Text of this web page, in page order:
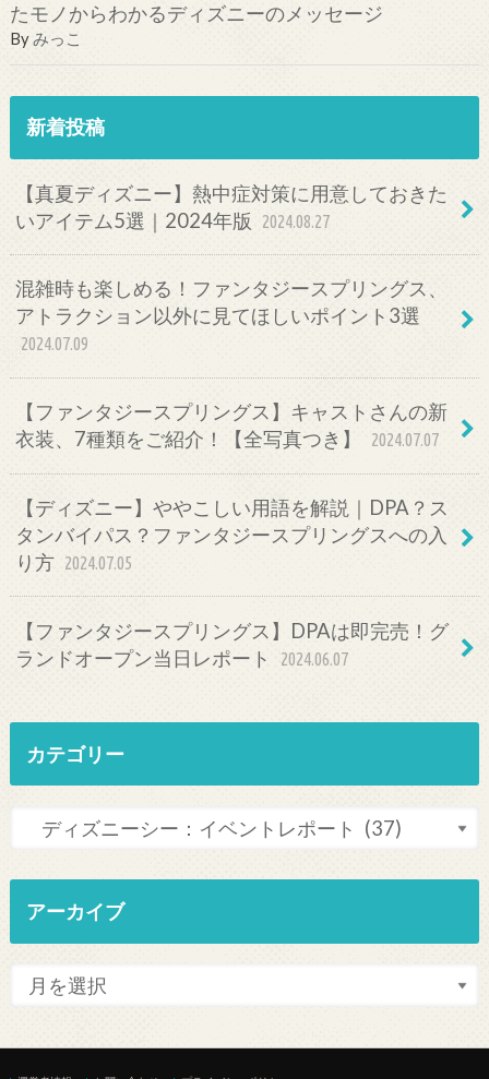
たモノからわかるディズニーのメッセージ
Byみっこ
新着投稿
【真夏ディズニー】熱中症対策に用意しておきた
いアイテム5選｜2024年版
2024.08.27
混雑時も楽しめる！ファンタジースプリングス、
アトラクション以外に見てほしいポイント3選
2024.07.09
【ファンタジースプリングス】キャストさんの新
衣装、7種類をご紹介！【全写真つき】
2024.07.07
【ディズニー】ややこしい用語を解説｜DPA？ス
タンバイパス？ファンタジースプリングスへの入
り方 2024.07.05
【ファンタジースプリングス】DPAは即完売！グ
ランドオープン当日レポート
2024.06.07
カテゴリー
アーカイブ